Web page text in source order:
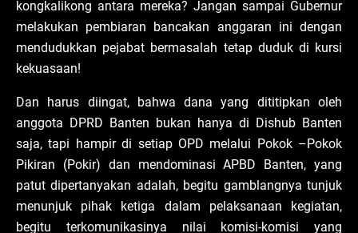
kongkalikong antara mereka? Jangan sampai Gubernur
melakukan pembiaran bancakan anggaran ini dengan
mendudukkan pejabat bermasalah tetap duduk di kursi
kekuasaan!
Dan harus diingat, bahwa dana yang dititipkan oleh
anggota DPRD Banten bukan hanya di Dishub Banten
saja, tapi hampir di setiap OPD melalui Pokok –Pokok
Pikiran (Pokir) dan mendominasi APBD Banten, yang
patut dipertanyakan adalah, begitu gamblangnya tunjuk
menunjuk pihak ketiga dalam pelaksanaan kegiatan,
begitu terkomunikasinya nilai komisi-komisi yang